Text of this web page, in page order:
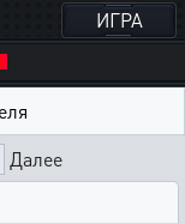
ИГРА
Далее